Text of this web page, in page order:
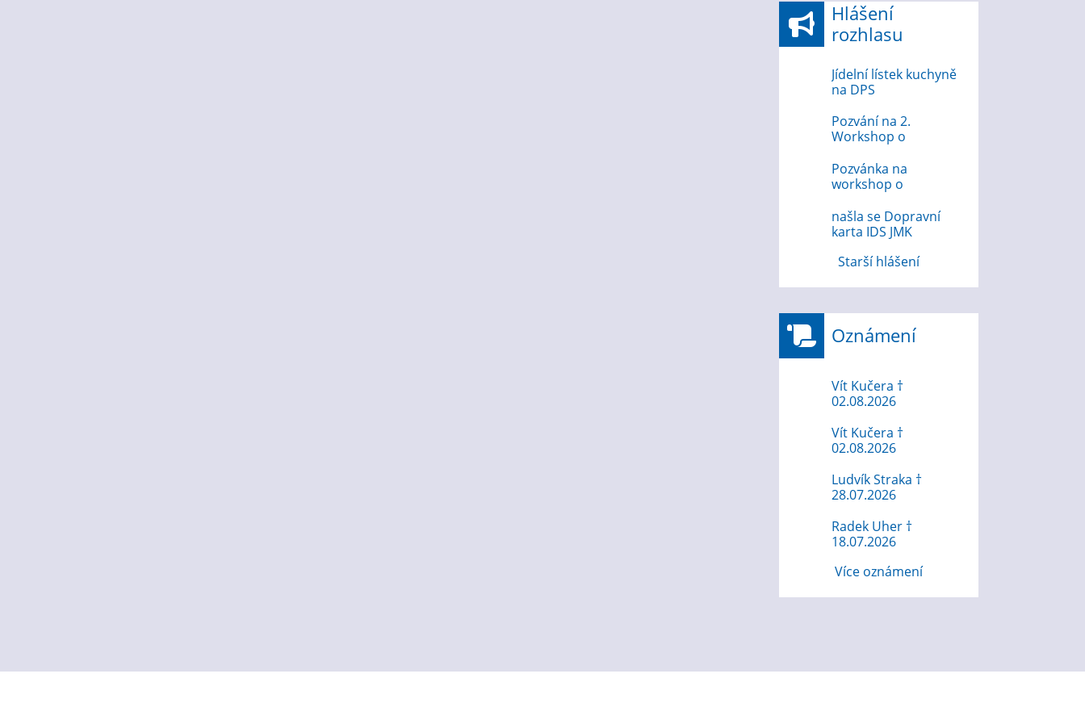
Hlášení
rozhlasu
Jídelní lístek kuchyně
na DPS
Pozvání na 2.
Workshop o
internetu
Pozvánka na
workshop o
internetu 12.8.2026
našla se Dopravní
karta IDS JMK
Starší hlášení
Oznámení
Vít Kučera †
02.08.2026
Vít Kučera †
02.08.2026
Ludvík Straka †
28.07.2026
Radek Uher †
18.07.2026
Více oznámení